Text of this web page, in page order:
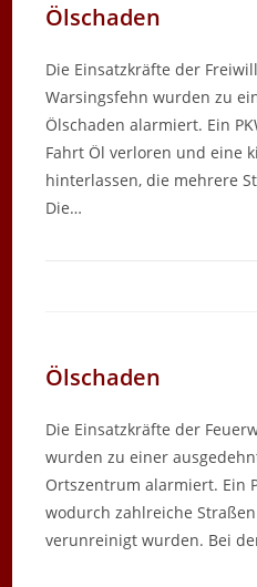
Ölschaden
Die Einsatzkräfte der
Warsingsfehn wurden zu
Ölschaden alarmiert. Ein
Fahrt Öl verloren und eine
hinterlassen, die mehrere
Die…
Ölschaden
Die Einsatzkräfte der
wurden zu einer
Ortszentrum alarmiert. Ein
wodurch zahlreiche
verunreinigt wurden. Bei